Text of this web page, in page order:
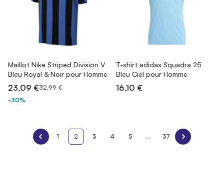
Maillot Nike Striped Division V
Bleu Royal & Noir pour Homme
23,09 €32,99 €
-30%
T-shirt adidas Squadra 25
Bleu Ciel pour Homme
16,10 €
1 2 3 4 5 ... 37